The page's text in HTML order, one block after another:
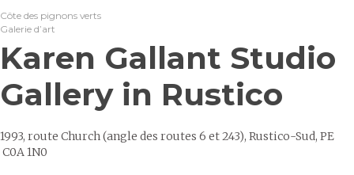
Côte des pignons verts
Galerie d’art
Karen Gallant Studio
Gallery in Rustico
1993, route Church (angle des routes 6 et 243), Rustico-Sud, PE
C0A 1N0